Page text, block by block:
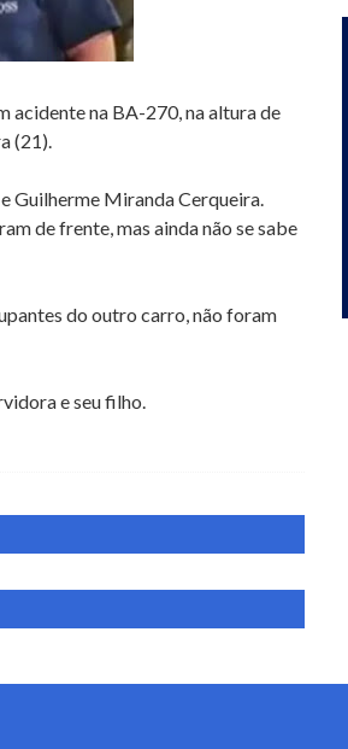
acidente na BA-270, na altura de
(21).
Guilherme Miranda Cerqueira.
de frente, mas ainda não se sabe
do outro carro, não foram
e seu filho.